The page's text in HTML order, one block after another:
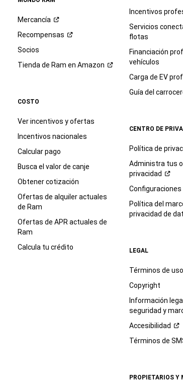
estándar
mensajes
de
texto
y
Puede
renunciar
Usted
está
obligado
a
esto
como
condición
bien,
o
servicios.
hacer
clic
en
botón
Mercancía
Recompensas
Socios
Tienda de Ram en Amazon
COSTO
Ver incentivos y ofertas
Incentivos nacionales
Calcular pago
Busca el valor de canje
Obtener cotización
Ofertas de alquiler actuales
de Ram
Ofertas de APR actuales de
Ram
Calcula tu crédito
Incentivos
Servicios
flotas
Financiación
vehículos
Carga de EV
Guía del
CENTRO DE
Política de
Administra tus
privacidad
Configuraciones
Política del
privacidad de
LEGAL
Términos de uso
Copyright
Información
seguridad y
Accesibilidad
Términos de
PROPIETARIOS Y